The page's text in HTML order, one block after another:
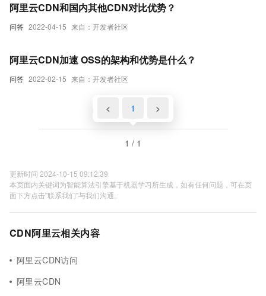
问答 2022-04-15 来自：开发者社区
阿里云CDN和国内其他CDN对比优势？
问答 2022-02-15 来自：开发者社区
阿里云CDN加速 OSS的架构和优势是什么？
< 1 >
1 / 1
更新时间 2024-10-15 09:12:39
本页面内关键词为智能算法引擎基于机器学习所生成，如有任何问题，可在页
面下方点击"联系我们"与我们沟通。
CDN阿里云相关内容
阿里云CDN访问
阿里云CDN